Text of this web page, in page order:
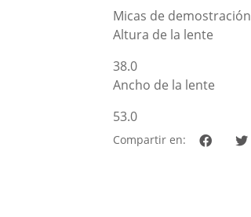
Micas de demostración
Altura de la lente
38.0
Ancho de la lente
53.0
Compartir en: